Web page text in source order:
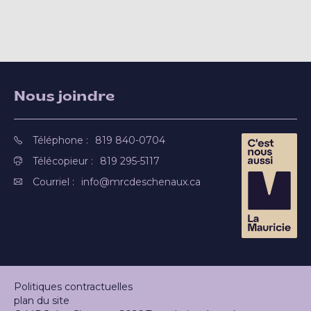
Nous joindre
Téléphone :
819 840-0704
Télécopieur :
819 295-5117
Courriel :
info@mrcdeschenaux.ca
Politiques contractuelles
plan du site